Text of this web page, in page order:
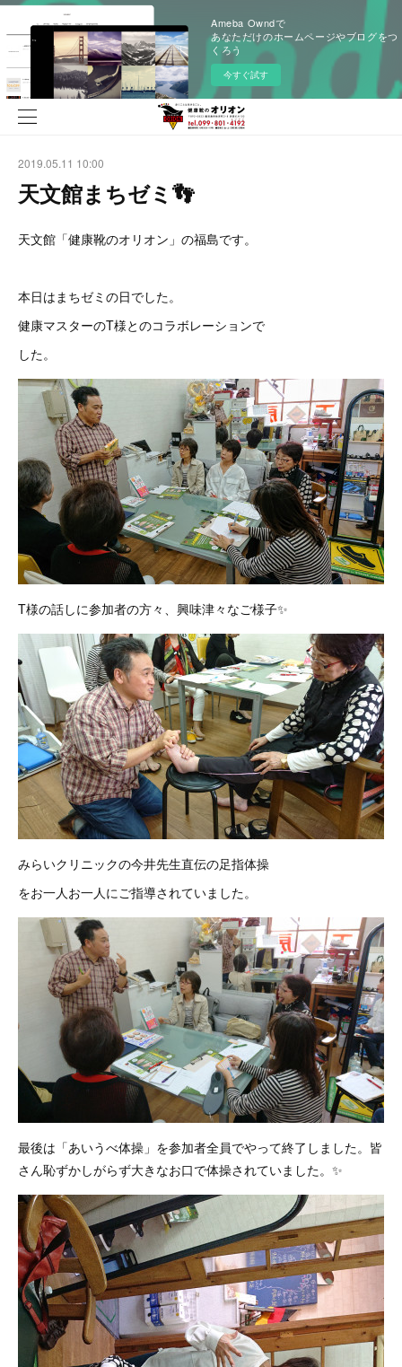
Ameba Owndで
あなただけのホームページやブログをつ
くろう
今すぐ試す
2019.05.11 10:00
天文館まちゼミ👣
天文館「健康靴のオリオン」の福島です。
本日はまちゼミの日でした。
健康マスターのT様とのコラボレーションで
した。
T様の話しに参加者の方々、興味津々なご様子✨
みらいクリニックの今井先生直伝の足指体操
をお一人お一人にご指導されていました。
最後は「あいうべ体操」を参加者全員でやって終了しました。皆
さん恥ずかしがらず大きなお口で体操されていました。✨